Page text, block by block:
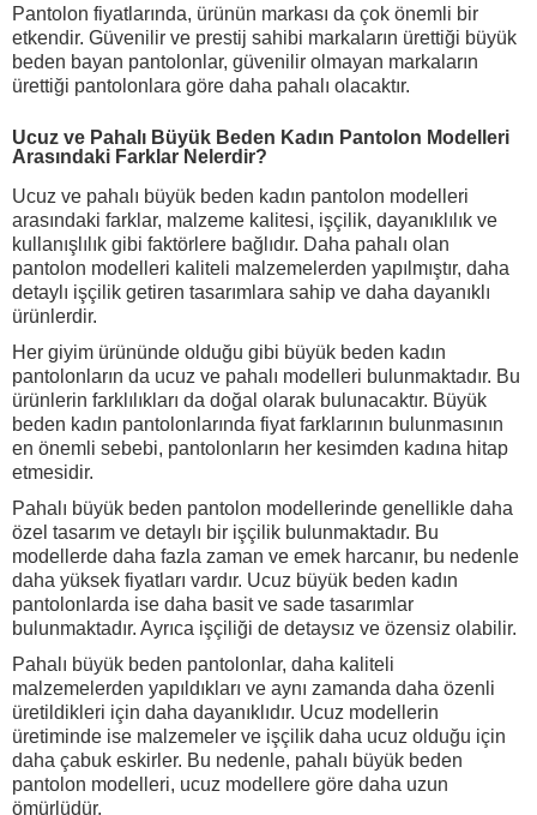
Pantolon fiyatlarında, ürünün markası da çok önemli bir
etkendir. Güvenilir ve prestij sahibi markaların ürettiği büyük
beden bayan pantolonlar, güvenilir olmayan markaların
ürettiği pantolonlara göre daha pahalı olacaktır.
Ucuz ve Pahalı Büyük Beden Kadın Pantolon Modelleri
Arasındaki Farklar Nelerdir?
Ucuz ve pahalı büyük beden kadın pantolon modelleri
arasındaki farklar, malzeme kalitesi, işçilik, dayanıklılık ve
kullanışlılık gibi faktörlere bağlıdır. Daha pahalı olan
pantolon modelleri kaliteli malzemelerden yapılmıştır, daha
detaylı işçilik getiren tasarımlara sahip ve daha dayanıklı
ürünlerdir.
Her giyim ürününde olduğu gibi büyük beden kadın
pantolonların da ucuz ve pahalı modelleri bulunmaktadır. Bu
ürünlerin farklılıkları da doğal olarak bulunacaktır. Büyük
beden kadın pantolonlarında fiyat farklarının bulunmasının
en önemli sebebi, pantolonların her kesimden kadına hitap
etmesidir.
Pahalı büyük beden pantolon modellerinde genellikle daha
özel tasarım ve detaylı bir işçilik bulunmaktadır. Bu
modellerde daha fazla zaman ve emek harcanır, bu nedenle
daha yüksek fiyatları vardır. Ucuz büyük beden kadın
pantolonlarda ise daha basit ve sade tasarımlar
bulunmaktadır. Ayrıca işçiliği de detaysız ve özensiz olabilir.
Pahalı büyük beden pantolonlar, daha kaliteli
malzemelerden yapıldıkları ve aynı zamanda daha özenli
üretildikleri için daha dayanıklıdır. Ucuz modellerin
üretiminde ise malzemeler ve işçilik daha ucuz olduğu için
daha çabuk eskirler. Bu nedenle, pahalı büyük beden
pantolon modelleri, ucuz modellere göre daha uzun
ömürlüdür.